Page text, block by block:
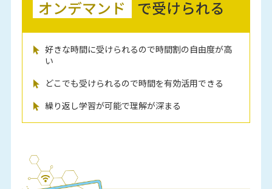
オンデマンド
で受けられる
好きな時間に受けられるので時間割の自由度が高
い
どこでも受けられるので時間を有効活用できる
繰り返し学習が可能で理解が深まる